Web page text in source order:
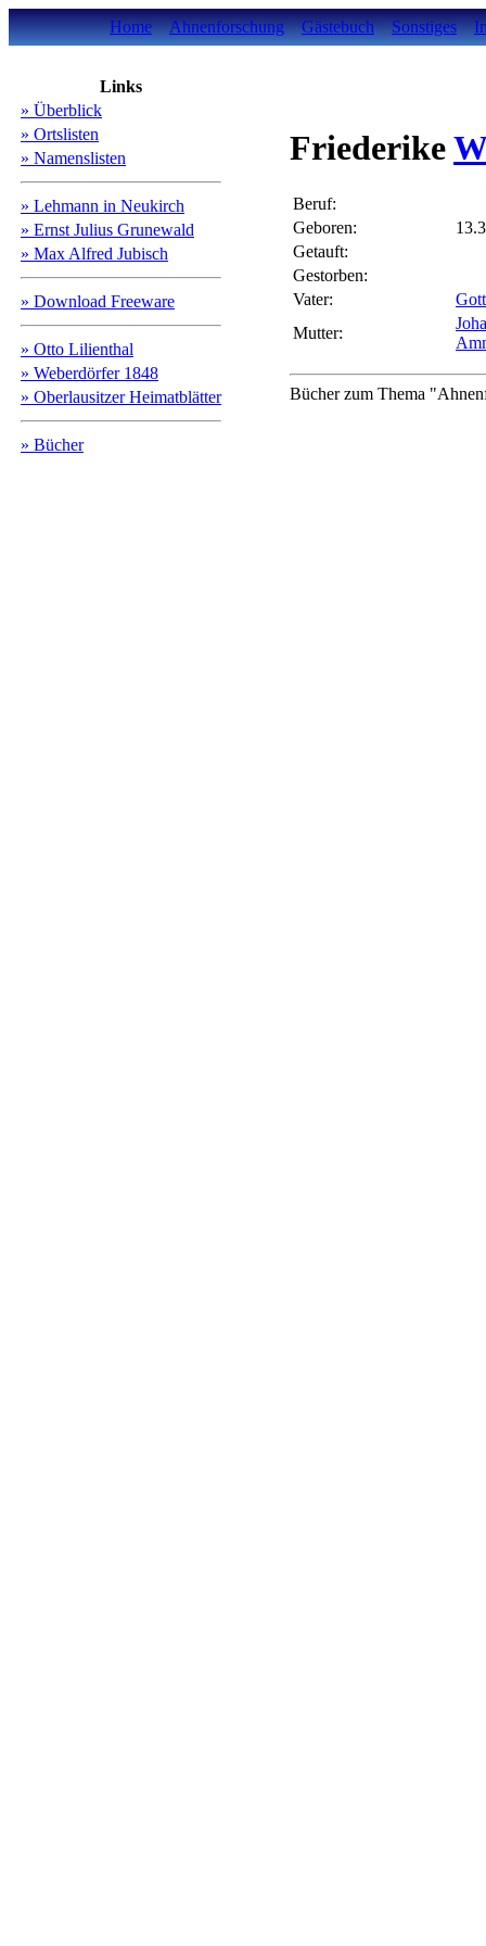
Home Ahnenforschung Gästebuch Sonstiges
Links
» Überblick
» Ortslisten
» Namenslisten
» Lehmann in Neukirch
» Ernst Julius Grunewald
» Max Alfred Jubisch
» Download Freeware
» Otto Lilienthal
» Weberdörfer 1848
» Oberlausitzer Heimatblätter
» Bücher
Friederike
Beruf:
Geboren:
Getauft:
Gestorben:
Vater:
Mutter:
Bücher zum Thema